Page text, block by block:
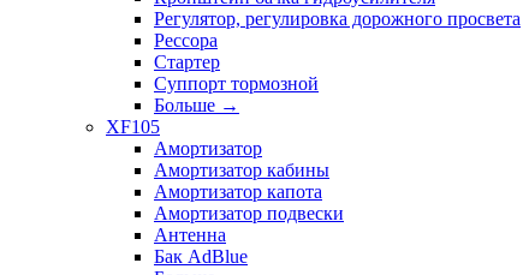
Регулятор, регулировка дорожного просвета
Рессора
Стартер
Суппорт тормозной
Больше →
XF105
Амортизатор
Амортизатор кабины
Амортизатор капота
Амортизатор подвески
Антенна
Бак AdBlue